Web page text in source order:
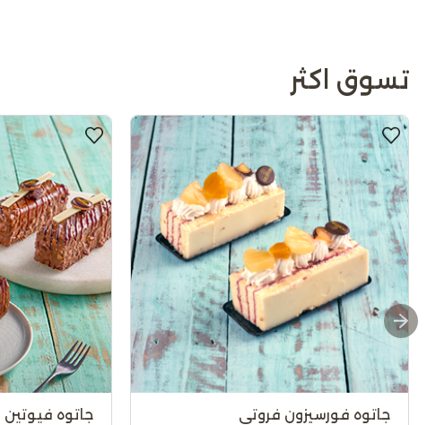
تسوق اكثر
جاتوه فورسيزون فروتي جاتوه فيوتين